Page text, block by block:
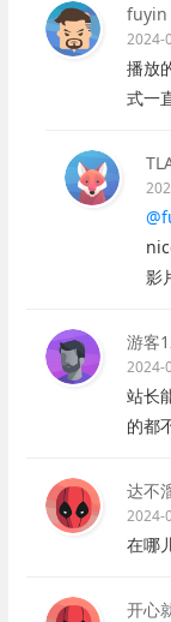
fuyin
2024-
播放
式一
影
游客
2024-
站长
的都
达不
2024-
在哪
开心